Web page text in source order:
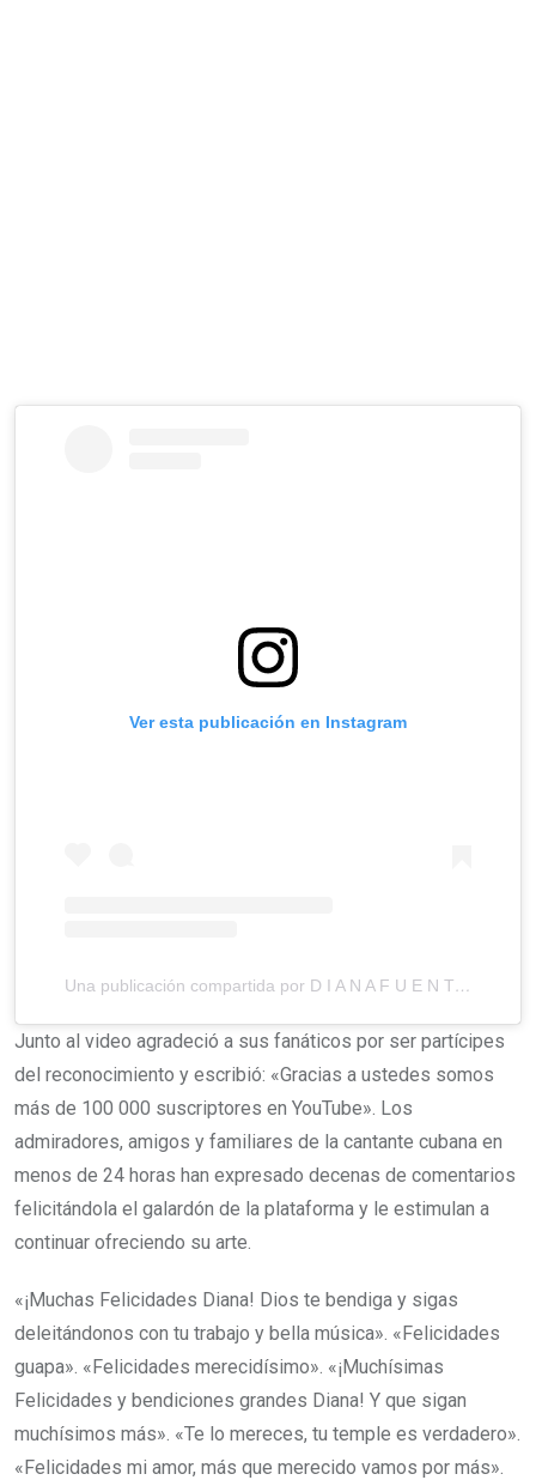
Ver esta publicación en Instagram
Una publicación compartida por D I A N A F U E N T E S (@dianafuentes)
Junto al video agradeció a sus fanáticos por ser partícipes
del reconocimiento y escribió: «Gracias a ustedes somos
más de 100 000 suscriptores en YouTube». Los
admiradores, amigos y familiares de la cantante cubana en
menos de 24 horas han expresado decenas de comentarios
felicitándola el galardón de la plataforma y le estimulan a
continuar ofreciendo su arte.
«¡Muchas Felicidades Diana! Dios te bendiga y sigas
deleitándonos con tu trabajo y bella música». «Felicidades
guapa». «Felicidades merecidísimo». «¡Muchísimas
Felicidades y bendiciones grandes Diana! Y que sigan
muchísimos más». «Te lo mereces, tu temple es verdadero».
«Felicidades mi amor, más que merecido vamos por más».